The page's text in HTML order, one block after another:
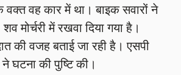
वह कार में था। बाइक सवारों ने
मोर्चरी में रखवा दिया गया है।
की वजह बताई जा रही है। एसपी
घटना की पुष्टि की।